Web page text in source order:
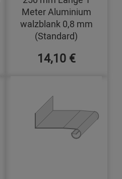
Meter Aluminium
walzblank 0,8 mm
(Standard)
14,10 €